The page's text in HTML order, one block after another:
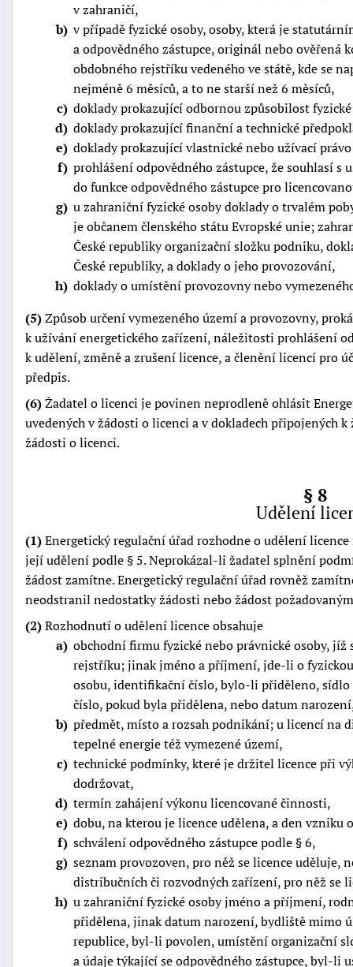
v zahraničí,
b v případě fyzické osoby, osoby, která je
a odpovědného zástupce, originál nebo ověřená
obdobného rejstříku vedeného ve státě, kde se
nejméně 6 měsíců, a to ne starší než 6 měsíců,
c doklady prokazující odbornou způsobilost
d doklady prokazující finanční a technické
e doklady prokazující vlastnické nebo užívací
f prohlášení odpovědného zástupce, že souhlasí
do funkce odpovědného zástupce pro
g u zahraniční fyzické osoby doklady o trvalém
je občanem členského státu Evropské unie;
České republiky organizační složku podniku,
České republiky, a doklady o jeho provozování,
h doklady o umístění provozovny nebo
(5)Způsob určení vymezeného území a provozovny,
k užívání energetického zařízení, náležitosti prohlášení
k udělení, změně a zrušení licence, a členění licencí pro
předpis.
(6)Žadatel o licenci je povinen neprodleně ohlásit
uvedených v žádosti o licenci a v dokladech připojených
žádosti o licenci.
§ 8
Udělení
(1)Energetický regulační úřad rozhodne o udělení
její udělení podle § 5. Neprokázal-li žadatel splnění
žádost zamítne. Energetický regulační úřad rovněž
neodstranil nedostatky žádosti nebo žádost
(2)Rozhodnutí o udělení licence obsahuje
a obchodní firmu fyzické nebo právnické osoby,
rejstříku; jinak jméno a příjmení, jde-li o
osobu, identifikační číslo, bylo-li přiděleno,
číslo, pokud byla přidělena, nebo datum
b předmět, místo a rozsah podnikání; u licencí na
tepelné energie též vymezené území,
c technické podmínky, které je držitel licence při
dodržovat,
d termín zahájení výkonu licencované činnosti,
e dobu, na kterou je licence udělena, a den
f schválení odpovědného zástupce podle § 6,
g seznam provozoven, pro něž se licence uděluje,
distribučních či rozvodných zařízení, pro něž se
h u zahraniční fyzické osoby jméno a příjmení,
přidělena, jinak datum narození, bydliště mimo
republice, byl-li povolen, umístění organizační
a údaje týkající se odpovědného zástupce, byl-li